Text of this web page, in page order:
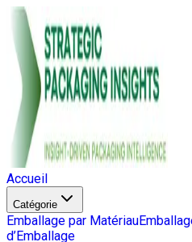
Accueil
Catégorie
Emballage par Matériau
d’Emballage